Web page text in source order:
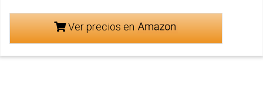
Ver precios en